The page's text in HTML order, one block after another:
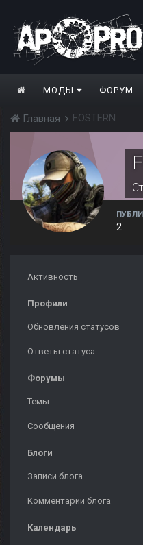
МОДЫ ФОРУМ
Главная FOSTERN
2
Активность
Профили
Обновления статусов
Ответы статуса
Форумы
Темы
Сообщения
Блоги
Записи блога
Комментарии блога
Календарь